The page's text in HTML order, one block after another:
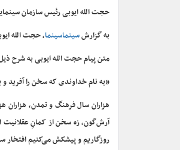
حجت الله ایوبی رئیس سازمان
به گزارشسینماسینما، حجت الله
متن پیام حجت الله ایوبی به شرح
«به نام خداوندی که سخن را آفرید
هزاران سال فرهنگ و تمدن،
آرش‌گون، زه سخن از کمانِ عقلانیت
روزگاریم و پیشکش می‌کنیم افتخار